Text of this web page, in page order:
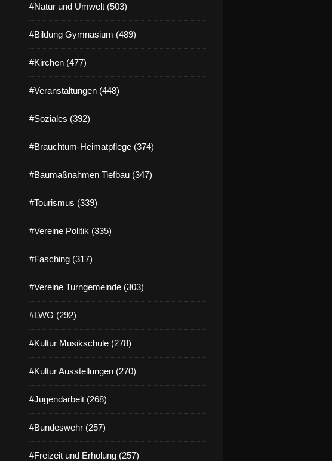
#Natur und Umwelt (503)
#Bildung Gymnasium (489)
#Kirchen (477)
#Veranstaltungen (448)
#Soziales (392)
#Brauchtum-Heimatpflege (374)
#Baumaßnahmen Tiefbau (347)
#Tourismus (339)
#Vereine Politik (335)
#Fasching (317)
#Vereine Turngemeinde (303)
#LWG (292)
#Kultur Musikschule (278)
#Kultur Ausstellungen (270)
#Jugendarbeit (268)
#Bundeswehr (257)
#Freizeit und Erholung (257)